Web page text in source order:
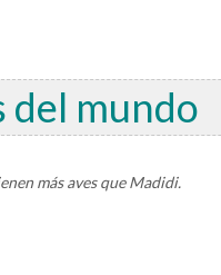
del mundo
más aves que Madidi.